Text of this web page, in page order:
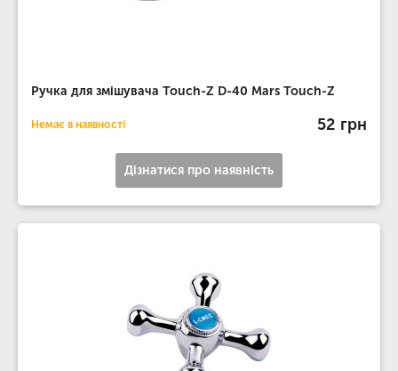
Ручка для змішувача Touch-Z D-40 Mars Touch-Z
Немає в наявності 52 грн
Дізнатися про наявність